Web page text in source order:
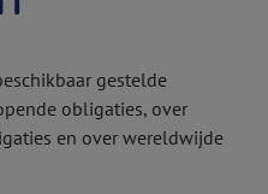
gestelde
obligaties, over
en over wereldwijde